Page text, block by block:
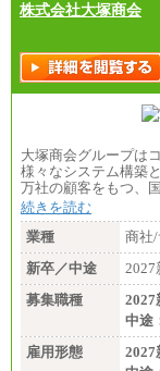
株式会社大塚商会
大塚商会グループは
様々なシステム構築
万社の顧客をもつ、
続きを読む
業種
商社
新卒／中途
2027
募集職種
2027
中途
雇用形態
2027